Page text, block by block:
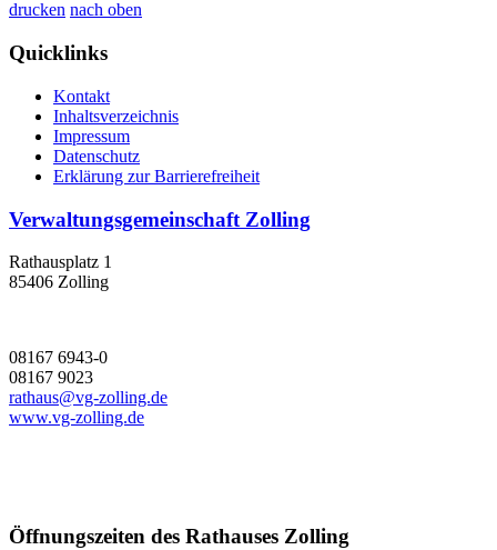
drucken nach oben
Quicklinks
Kontakt
Inhaltsverzeichnis
Impressum
Datenschutz
Erklärung zur Barrierefreiheit
Verwaltungsgemeinschaft Zolling
Rathausplatz 1
85406 Zolling
08167 6943-0
08167 9023
rathaus@vg-zolling.de
www.vg-zolling.de
Öffnungszeiten des Rathauses Zolling